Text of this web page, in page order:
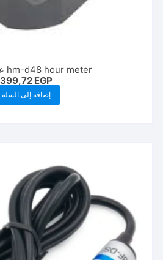
hm-d48 hour meter عداد تشغيل
399,72 EGP
إضافة إلى السلة